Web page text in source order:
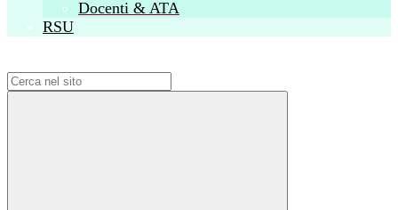
Docenti & ATA
RSU